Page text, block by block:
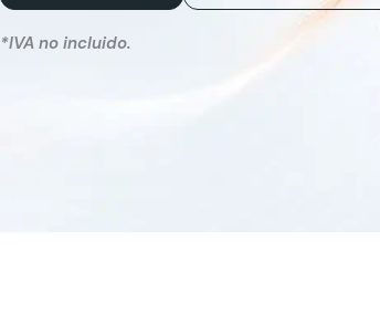
*IVA no incluido.